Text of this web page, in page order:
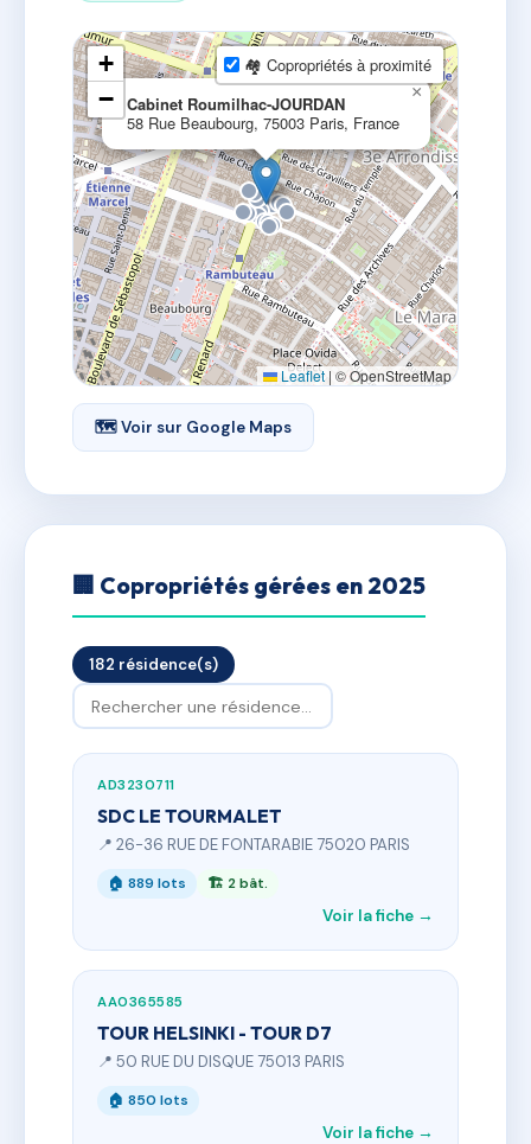
Cabinet Roumilhac-JOURDAN
58 Rue Beaubourg, 75003 Paris, France
×
+
−
🏘 Copropriétés à proximité
Leaflet | © OpenStreetMap
🗺 Voir sur Google Maps
🏢 Copropriétés gérées en 2025
182 résidence(s)
AD3230711
SDC LE TOURMALET
📍 26-36 RUE DE FONTARABIE 75020 PARIS
🏠 889 lots 🏗 2 bât.
Voir la fiche →
AA0365585
TOUR HELSINKI - TOUR D7
📍 50 RUE DU DISQUE 75013 PARIS
🏠 850 lots
Voir la fiche →